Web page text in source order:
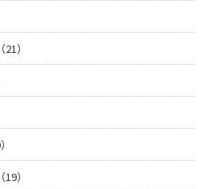
）
）